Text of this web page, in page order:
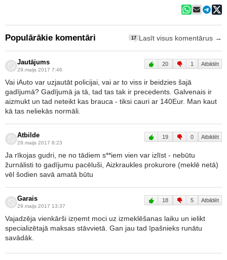
Populārākie komentāri 17 Lasīt visus komentārus →
Jautājums
29.maijs 2017 7:46
20 1 Atbildēt
Vai iAuto var uzjautāt policijai, vai ar to viss ir beidzies šajā
gadījumā? Gadījumā ja tā, tad tas tak ir precedents. Galvenais ir
aizmukt un tad neteikt kas brauca - tiksi cauri ar 140Eur. Man kaut
kā tas neliekās normāli.
Atbilde
29.maijs 2017 8:23
19 0 Atbildēt
Ja rīkojas gudri, ne no tādiem s**iem vien var izlīst - nebūtu
žurnālisti to gadījumu pacēluši, Aizkraukles prokurore (meklē netā)
vēl šodien savā amatā būtu
Garais
29.maijs 2017 13:37
18 5 Atbildēt
Vajadzēja vienkārši izņemt moci uz izmeklēšanas laiku un ielikt
specializētajā maksas stāvvietā. Gan jau tad īpašnieks runātu
savādāk.